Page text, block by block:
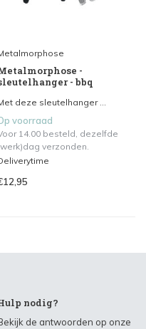
-
- bbq
deze sleutelhanger ...
voorraad
14.00 besteld, dezelfde
verzonden.
nodig?
de antwoorden op onze